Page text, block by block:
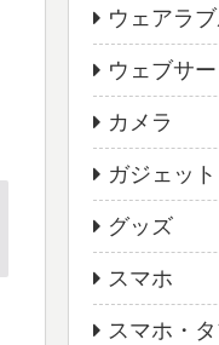
ウェアラ
ウェブサ
カメラ
ガジェット
グッズ
スマホ
スマホ・